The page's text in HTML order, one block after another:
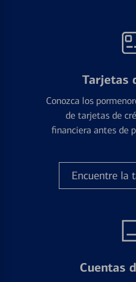
Tarjetas
Conozca los
de tarjetas de
financiera antes de
Encuentre la
Cuentas